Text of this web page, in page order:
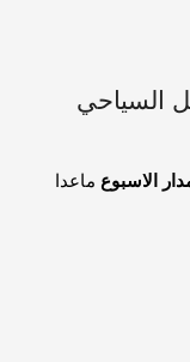
السياحي
الاسبوع ماعدا